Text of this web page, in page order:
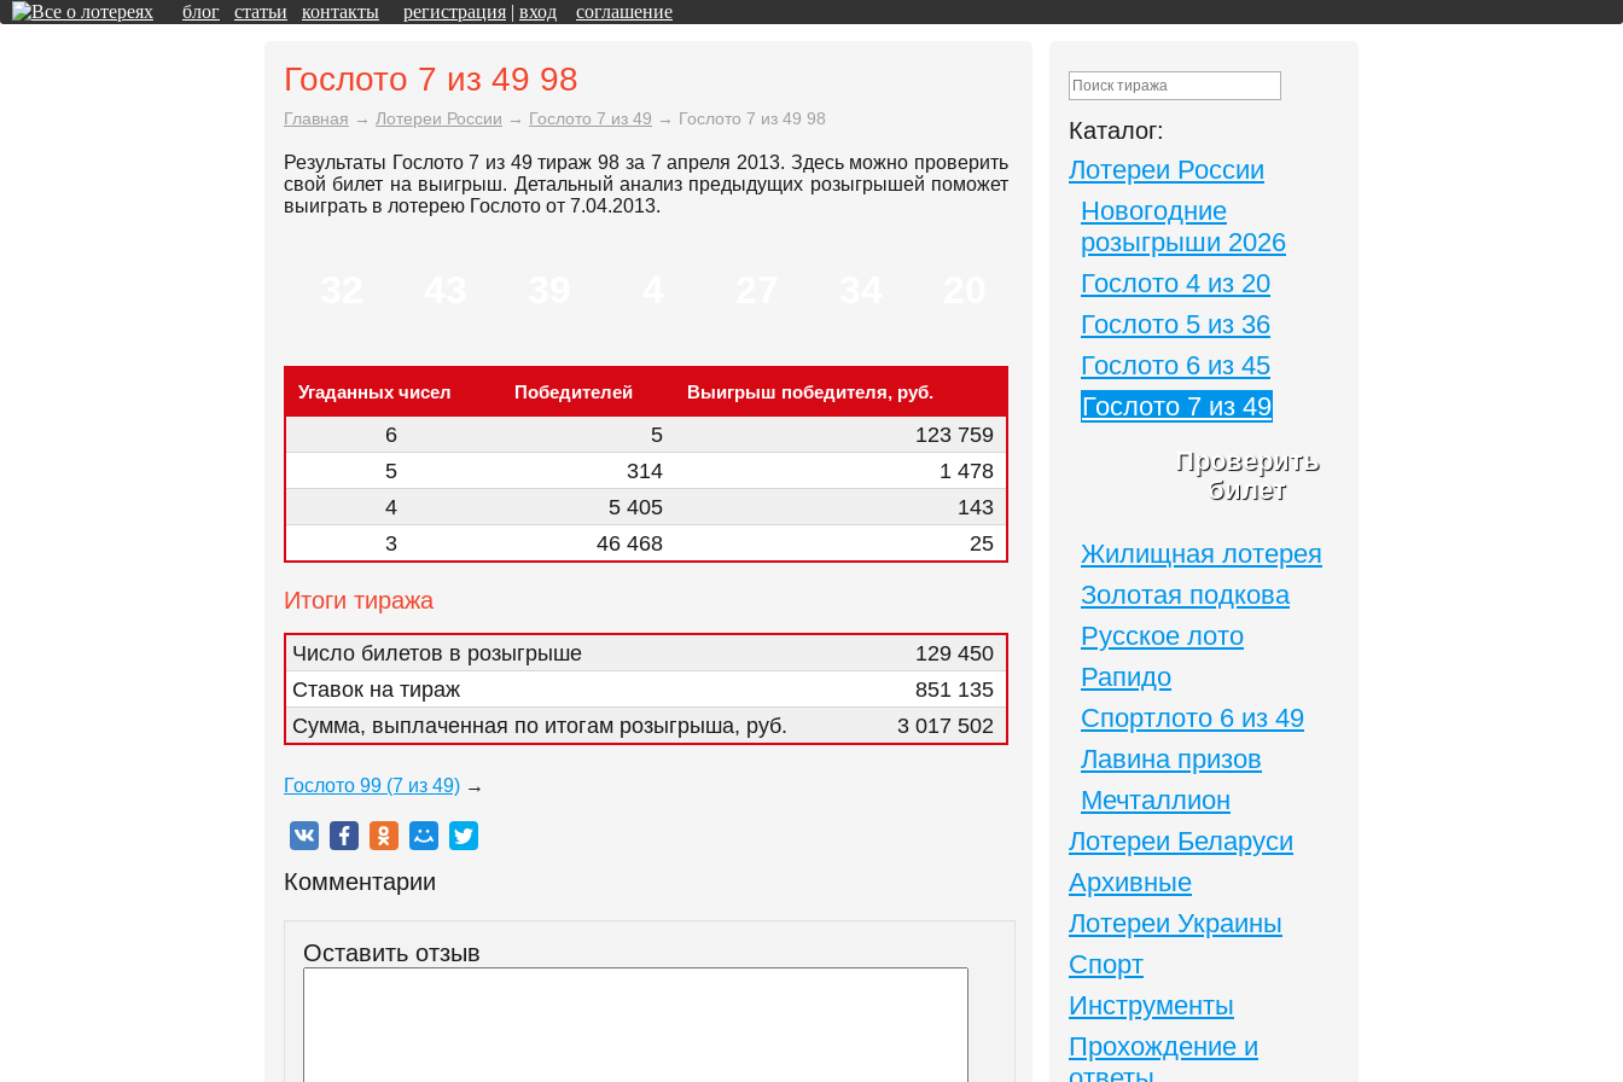
блог статьи контакты регистрация | вход соглашение
Гослото 7 из 49 98
Главная → Лотереи России → Гослото 7 из 49 → Гослото 7 из 49 98
Результаты Гослото 7 из 49 тираж 98 за 7 апреля 2013. Здесь можно проверить
свой билет на выигрыш. Детальный анализ предыдущих розыгрышей поможет
выиграть в лотерею Гослото от 7.04.2013.
Угаданных чисел Победителей Выигрыш победителя, руб.
6 5
123 759
5
314
1 478
4
5 405
143
3
46 468 25
Итоги тиража
Число билетов в розыгрыше
129 450
Ставок на тираж
851 135
Сумма, выплаченная по итогам розыгрыша, руб.
3 017 502
Гослото 99 (7 из 49) →
Комментарии
Оставить отзыв
Каталог:
Лотереи России
Новогодние
розыгрыши 2026
Гослото 4 из 20
Гослото 5 из 36
Гослото 6 из 45
Гослото 7 из 49
Проверить
билет
Жилищная лотерея
Золотая подкова
Русское лото
Рапидо
Спортлото 6 из 49
Лавина призов
Мечталлион
Лотереи Беларуси
Архивные
Лотереи Украины
Спорт
Инструменты
Прохождение и